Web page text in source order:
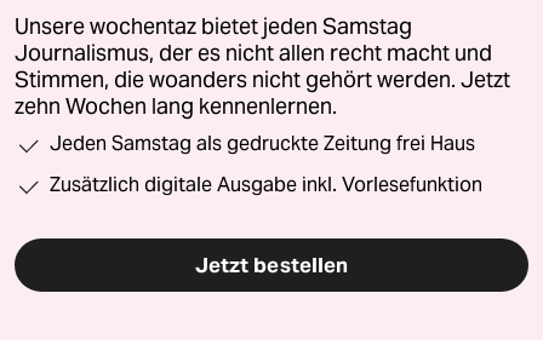
Unsere wochentaz bietet jeden Samstag
Journalismus, der es nicht allen recht macht und
Stimmen, die woanders nicht gehört werden. Jetzt
zehn Wochen lang kennenlernen.
Jeden Samstag als gedruckte Zeitung frei Haus
Zusätzlich digitale Ausgabe inkl. Vorlesefunktion
Jetzt bestellen